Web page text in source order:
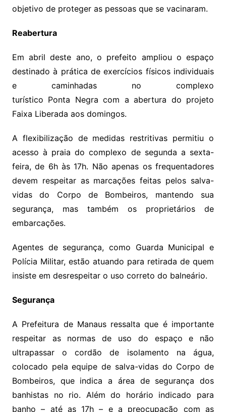
objetivo de proteger as pessoas que se vacinaram.
Reabertura
Em abril deste ano, o prefeito ampliou o espaço
destinado à prática de exercícios físicos individuais
e caminhadas no complexo
turístico Ponta Negra com a abertura do projeto
Faixa Liberada aos domingos.
A flexibilização de medidas restritivas permitiu o
acesso à praia do complexo de segunda a sexta-
feira, de 6h às 17h. Não apenas os frequentadores
devem respeitar as marcações feitas pelos salva-
vidas do Corpo de Bombeiros, mantendo sua
segurança, mas também os proprietários de
embarcações.
Agentes de segurança, como Guarda Municipal e
Polícia Militar, estão atuando para retirada de quem
insiste em desrespeitar o uso correto do balneário.
Segurança
A Prefeitura de Manaus ressalta que é importante
respeitar as normas de uso do espaço e não
ultrapassar o cordão de isolamento na água,
colocado pela equipe de salva-vidas do Corpo de
Bombeiros, que indica a área de segurança dos
banhistas no rio. Além do horário indicado para
banho – até as 17h – e a preocupação com as